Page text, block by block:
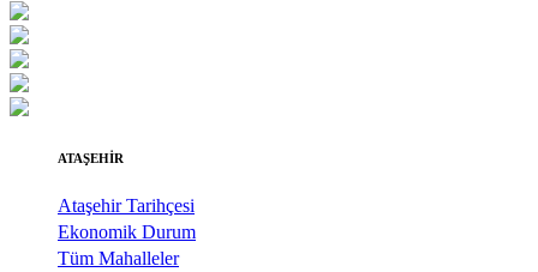
ATAŞEHİR
Ataşehir Tarihçesi
Ekonomik Durum
Tüm Mahalleler